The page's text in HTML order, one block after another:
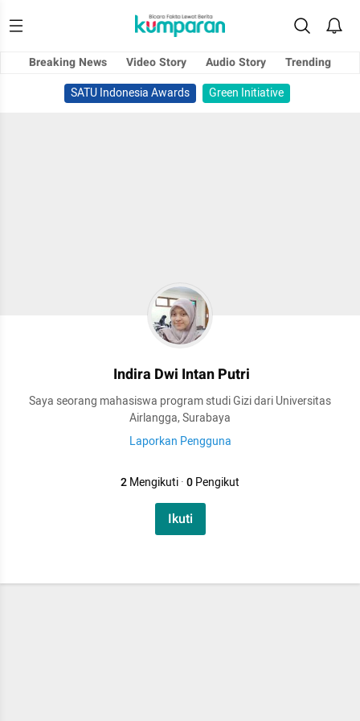
Breaking News Video Story Audio Story
Trending
SATU Indonesia Awards
Green Initiative
Indira Dwi Intan Putri
Saya seorang mahasiswa program studi Gizi dari Universitas
Airlangga, Surabaya
Laporkan Pengguna
2Mengikuti·0Pengikut
Ikuti